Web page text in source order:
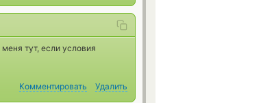
тут, если условия
Комментировать Удалить